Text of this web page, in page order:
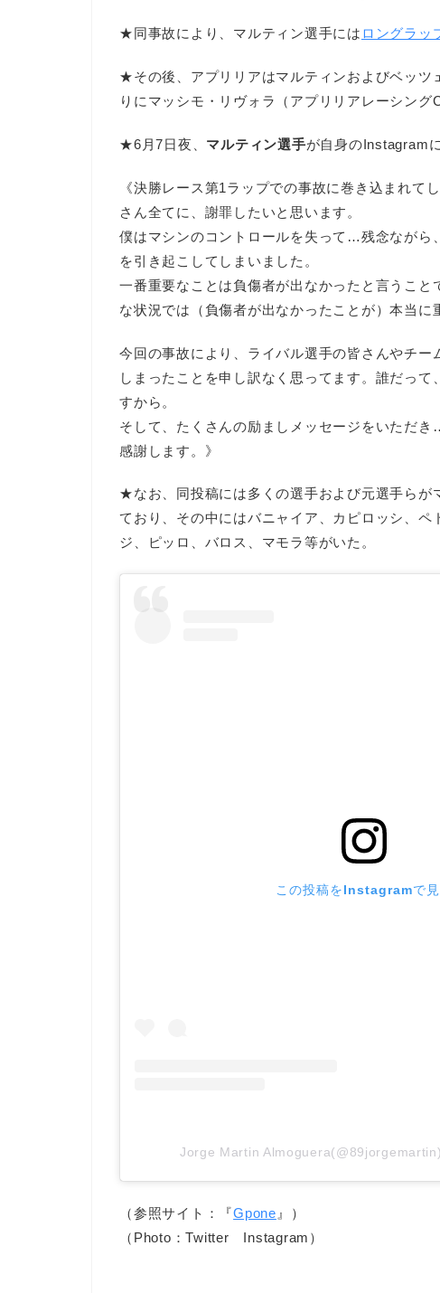
★同事故により、マルティン選手には ロングラッ
★その後、アプリリアはマルティンおよびベッツ
りにマッシモ・リヴォラ（アプリリアレーシング
★6月7日夜、 マルティン選手が自身のInstagram
《決勝レース第1ラップでの事故に巻き込まれて
さん全てに、謝罪したいと思います。
僕はマシンのコントロールを失って…残念なが
を引き起こしてしまいました。
一番重要なことは負傷者が出なかったと言うこ
な状況では（負傷者が出なかったことが）本当に
今回の事故により、ライバル選手の皆さんやチ
しまったことを申し訳なく思ってます。誰だっ
すから。
そして、たくさんの励ましメッセージをいただ
感謝します。》
★なお、同投稿には多くの選手および元選手らが
ており、その中にはバニャイア、カピロッシ、
ジ、ピッロ、バロス、マモラ等がいた。
この投稿をInstagramで見
Jorge Martin
（参照サイト：『Gpone 』）
（Photo：Twitter Instagram）